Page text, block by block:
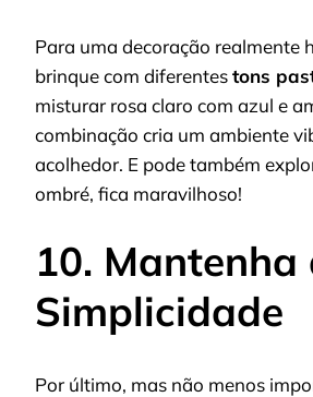
Para uma decoração realmente
brinque com diferentestons
misturar rosa claro com azul e
combinação cria um ambiente
acolhedor. E pode também
ombré, fica maravilhoso!
10. Mantenha
Simplicidade
Por último, mas não menos